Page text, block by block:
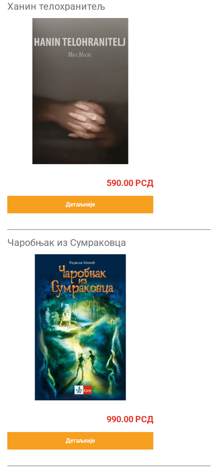
Ханин телохранитељ
590.00 РСД
Детаљније
Чаробњак из Сумраковца
990.00 РСД
Детаљније